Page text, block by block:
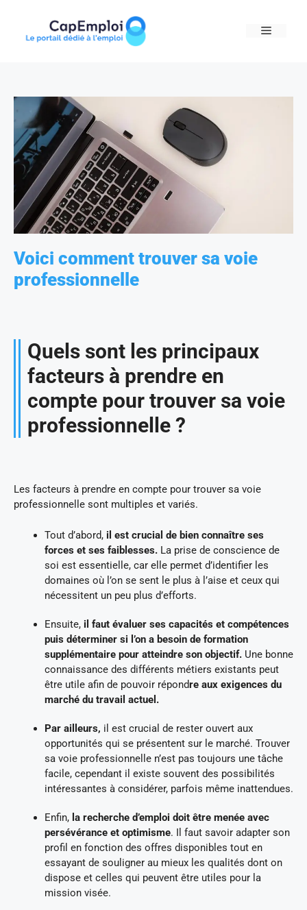
content
MENU
Voici comment trouver sa voie
professionnelle
Quels sont les principaux
facteurs à prendre en
compte pour trouver sa voie
professionnelle ?
Les facteurs à prendre en compte pour trouver sa voie
professionnelle sont multiples et variés.
Tout d’abord, il est crucial de bien connaître ses
forces et ses faiblesses. La prise de conscience de
soi est essentielle, car elle permet d’identifier les
domaines où l’on se sent le plus à l’aise et ceux qui
nécessitent un peu plus d’efforts.
Ensuite, il faut évaluer ses capacités et compétences
puis déterminer si l’on a besoin de formation
supplémentaire pour atteindre son objectif. Une bonne
connaissance des différents métiers existants peut
être utile afin de pouvoir répondre aux exigences du
marché du travail actuel.
Par ailleurs, il est crucial de rester ouvert aux
opportunités qui se présentent sur le marché. Trouver
sa voie professionnelle n’est pas toujours une tâche
facile, cependant il existe souvent des possibilités
intéressantes à considérer, parfois même inattendues.
Enfin, la recherche d’emploi doit être menée avec
persévérance et optimisme. Il faut savoir adapter son
profil en fonction des offres disponibles tout en
essayant de souligner au mieux les qualités dont on
dispose et celles qui peuvent être utiles pour la
mission visée.